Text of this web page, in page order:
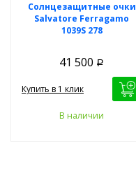
Солнцезащитные очки
Salvatore Ferragamo
1039S 278
41 500 Р
Купить в 1 клик
В наличии